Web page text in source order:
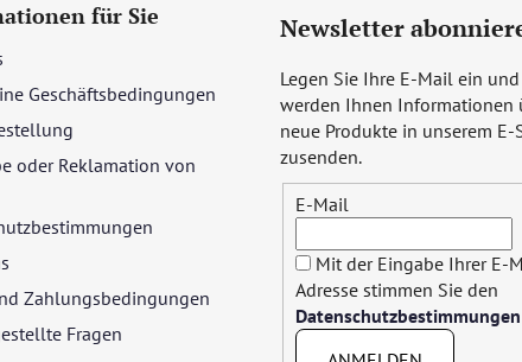
für Sie
Geschäftsbedingungen
oder Reklamation von
Zahlungsbedingungen
Fragen
Newsletter
Legen Sie Ihre E-Mail ein
werden Ihnen Informationen
neue Produkte in unserem E-
zusenden.
E-Mail
Mit der Eingabe Ihrer E-
Adresse stimmen Sie den
Datenschutzbestimmungen